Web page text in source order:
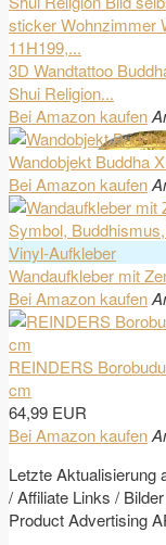
3D Wandtattoo
Shui Religion...
Bei Amazon kaufen
Wandobjekt Buddha
Bei Amazon kaufen
Wandaufkleber mit
Bei Amazon kaufen
REINDERS
cm
64,99 EUR
Bei Amazon kaufen
Letzte Aktualisierung
/ Affiliate Links /
Product Advertising